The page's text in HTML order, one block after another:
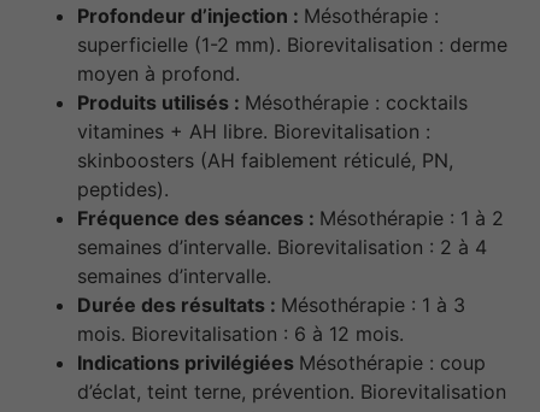
Profondeur d’injection : Mésothérapie :
superficielle (1-2 mm). Biorevitalisation : derme
moyen à profond.
Produits utilisés : Mésothérapie : cocktails
vitamines + AH libre. Biorevitalisation :
skinboosters (AH faiblement réticulé, PN,
peptides).
Fréquence des séances : Mésothérapie : 1 à 2
semaines d’intervalle. Biorevitalisation : 2 à 4
semaines d’intervalle.
Durée des résultats : Mésothérapie : 1 à 3
mois. Biorevitalisation : 6 à 12 mois.
Indications privilégiées Mésothérapie : coup
d’éclat, teint terne, prévention. Biorevitalisation